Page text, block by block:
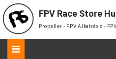
FPV Race Store
Propeller - FPV Alkatrész -